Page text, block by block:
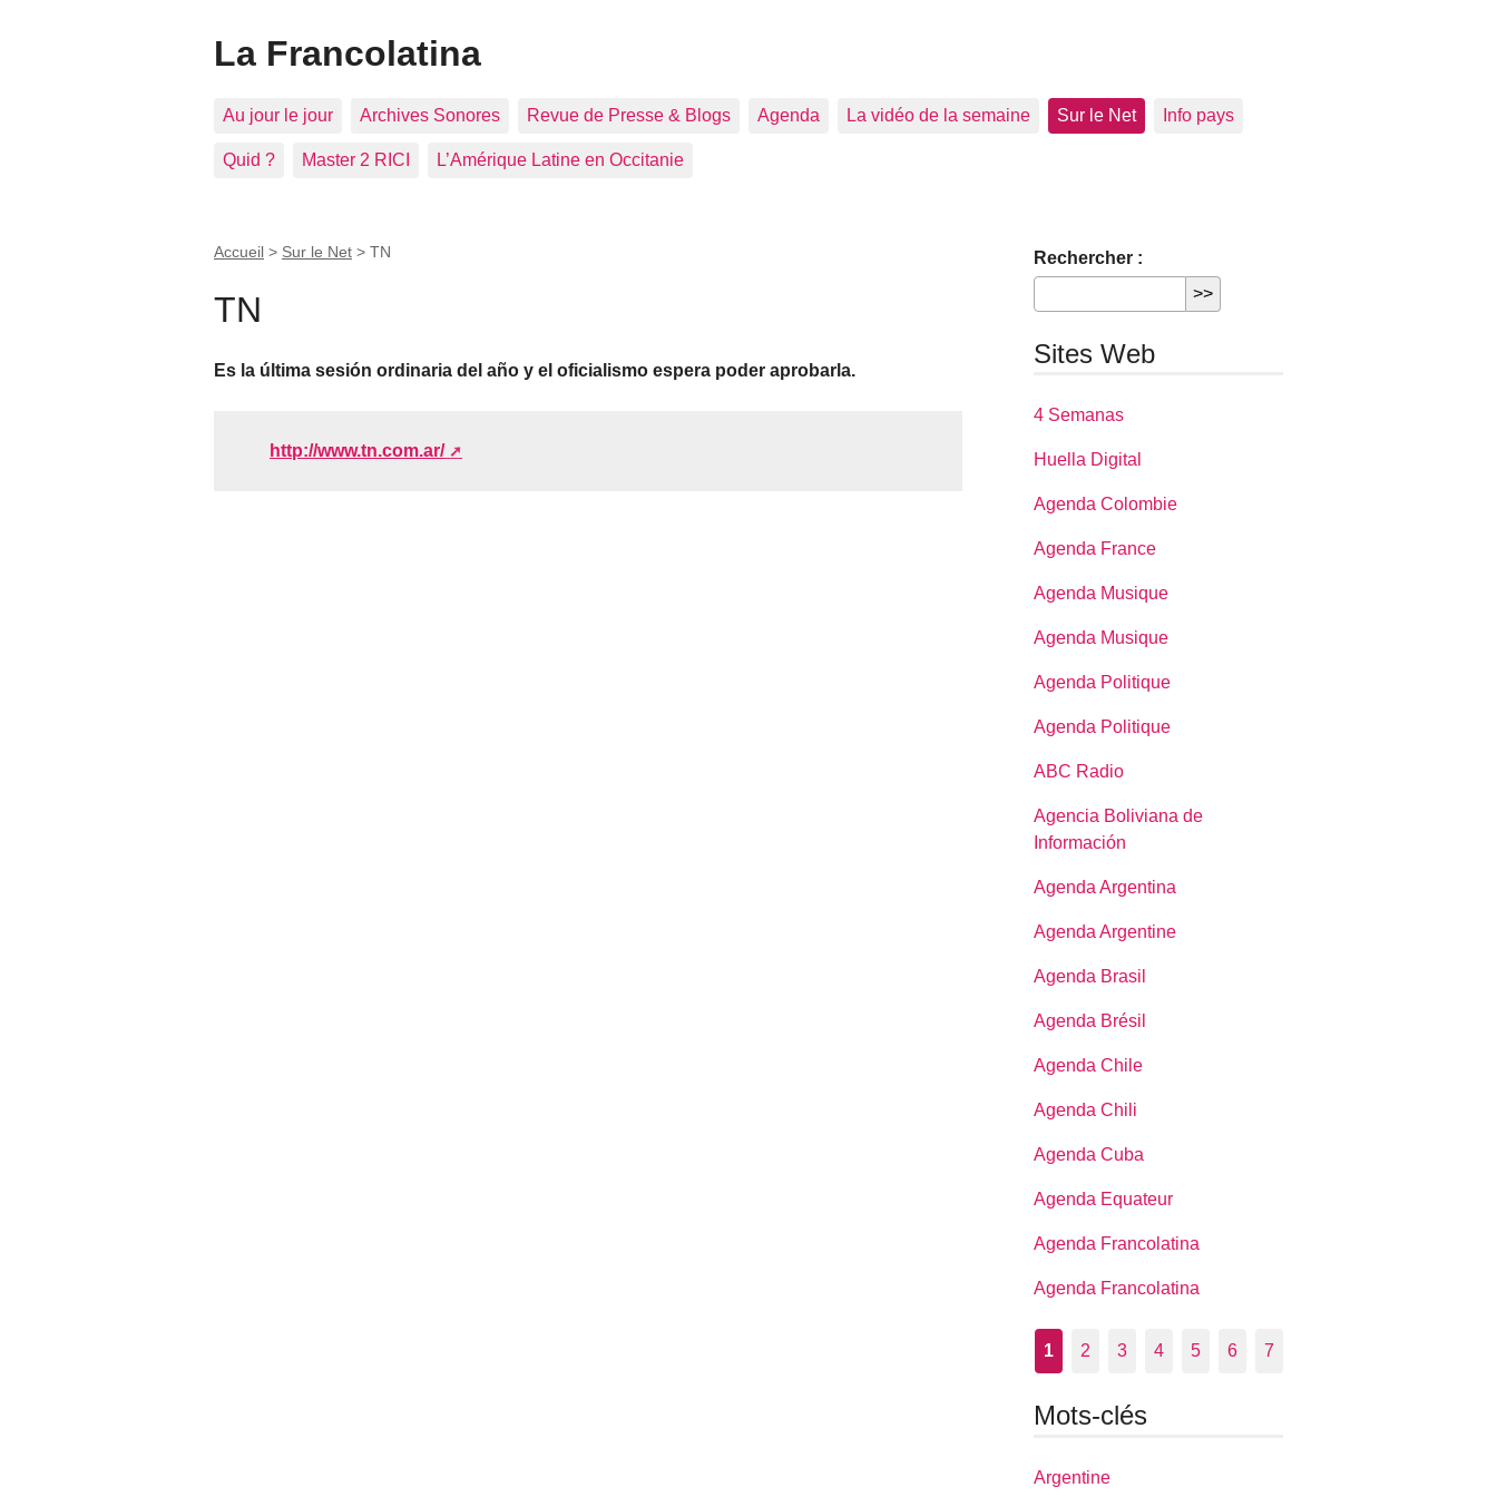
La Francolatina
Au jour le jour Archives Sonores Revue de Presse & Blogs Agenda La vidéo de la semaine Sur le Net Info pays
Quid ? Master 2 RICI L’Amérique Latine en Occitanie
Accueil > Sur le Net > TN
TN
Es la última sesión ordinaria del año y el oficialismo espera poder aprobarla.
http://www.tn.com.ar/
Rechercher :
Sites Web
4 Semanas
Huella Digital
Agenda Colombie
Agenda France
Agenda Musique
Agenda Musique
Agenda Politique
Agenda Politique
ABC Radio
Agencia Boliviana de
Información
Agenda Argentina
Agenda Argentine
Agenda Brasil
Agenda Brésil
Agenda Chile
Agenda Chili
Agenda Cuba
Agenda Equateur
Agenda Francolatina
Agenda Francolatina
1 2 3 4 5 6 7
Mots-clés
Argentine